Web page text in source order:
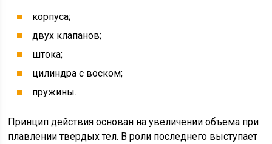
корпуса;
двух клапанов;
штока;
цилиндра с воском;
пружины.
Принцип действия основан на увеличении объема при
плавлении твердых тел. В роли последнего выступает